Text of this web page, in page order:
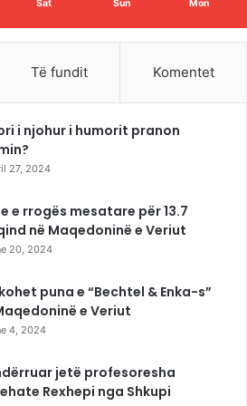
Sat Sun Mon
Të fundit Komentet
i njohur i humorit pranon
27, 2024
e rrogës mesatare për 13.7
në Maqedoninë e Veriut
20, 2024
puna e “Bechtel & Enka-s”
e Veriut
4, 2024
jetë profesoresha
Rexhepi nga Shkupi